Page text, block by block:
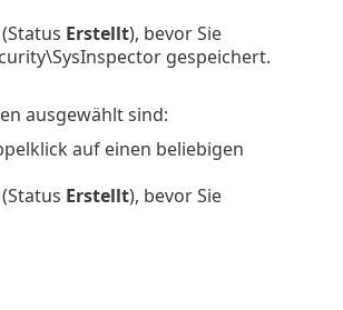
Erstellt), bevor Sie
gespeichert.
ausgewählt sind:
auf einen beliebigen
Erstellt), bevor Sie